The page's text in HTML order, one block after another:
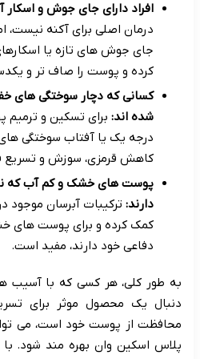
افراد دارای جای جوش و اسکار
درمان اصلی برای آکنه نیست،
جای جوش های تازه یا
کرده و پوست را صاف تر و
کسانی که دچار سوختگی های
شده اند: برای تسکین و
درجه یک یا آفتاب سوختگی
کاهش قرمزی، سوزش و تسریع
پوست های خشک و کم آب که
دارند: ترکیبات آبرسان
کمک کرده و برای پوست های
دفاعی خود دارند، مفید است.
به طور کلی، هر کسی که با آسیب
دنبال یک محصول موثر برای
محافظت از پوست خود است، می
پلاس اسکین وان بهره مند شود. با